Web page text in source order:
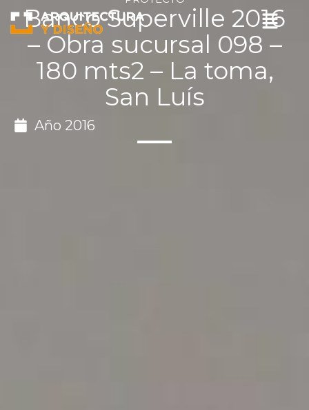
contenido
Menu
Banco Superville 2016
– Obra sucursal 098 –
180 mts2 – La toma,
San Luís
Año 2016